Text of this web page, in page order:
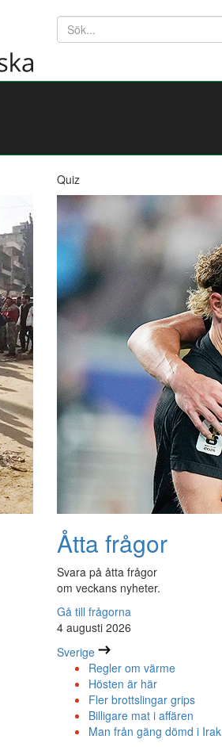
Söktext
Quiz
Åtta frågor
Svara på åtta frågor
om veckans nyheter.
Gå till frågorna
4 augusti 2026
Sverige
Regler om värme
Hösten är här
Fler brottslingar grips
Billigare mat i affären
Man från gäng dömd i Irak